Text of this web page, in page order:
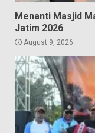
Menanti Masjid
Jatim 2026
August 9, 2026